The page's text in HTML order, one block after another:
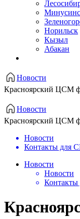
Норильск
Кызыл
Абакан
Новости
Красноярский ЦСМ
Новости
Красноярский ЦСМ
Новости
Контакты для
Новости
Новости